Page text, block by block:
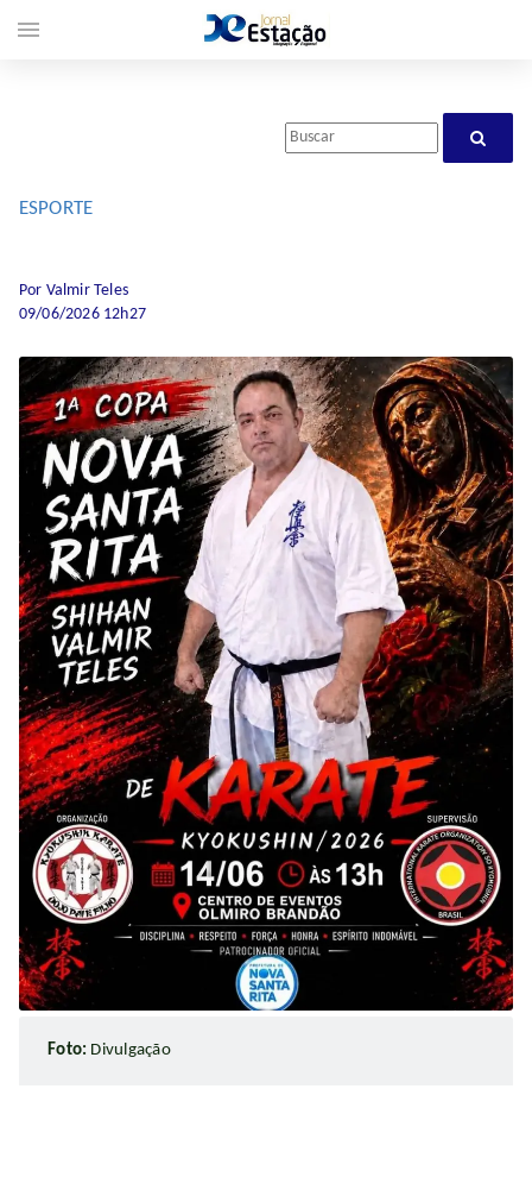
ESPORTE
Por Valmir Teles
09/06/2026 12h27
Foto: Divulgação
menu